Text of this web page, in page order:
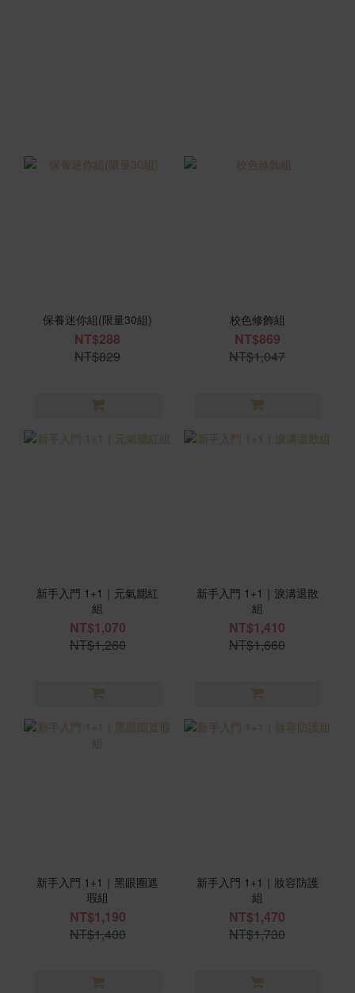
保養迷你組(限量30組)
NT$288
NT$829
校色修飾組
NT$869
NT$1,047
新手入門 1+1｜元氣腮紅
組
NT$1,070
NT$1,260
新手入門 1+1｜淚溝退散
組
NT$1,410
NT$1,660
新手入門 1+1｜黑眼圈遮
瑕組
NT$1,190
NT$1,400
新手入門 1+1｜妝容防護
組
NT$1,470
NT$1,730